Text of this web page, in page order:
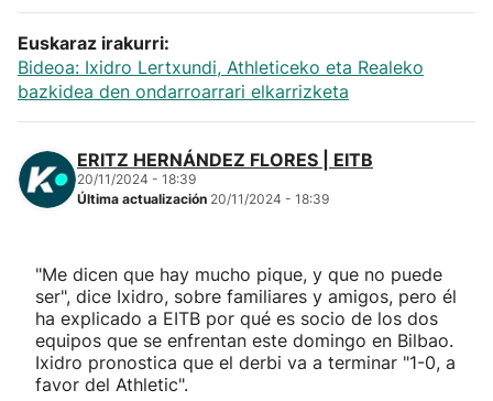
Atletismo
Carreras de montaña
"Helmuga"
Euskaraz irakurri:
Bideoa: Ixidro Lertxundi, Athleticeko eta Realeko
bazkidea den ondarroarrari elkarrizketa
ERITZ HERNÁNDEZ FLORES | EITB
20/11/2024 - 18:39
Última actualización 20/11/2024 - 18:39
"Me dicen que hay mucho pique, y que no puede
ser", dice Ixidro, sobre familiares y amigos, pero él
ha explicado a EITB por qué es socio de los dos
equipos que se enfrentan este domingo en Bilbao.
Ixidro pronostica que el derbi va a terminar "1-0, a
favor del Athletic".